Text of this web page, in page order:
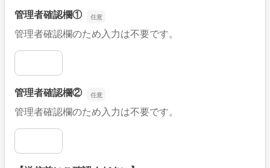
管理者確認欄①
管理者確認欄のため入力は不要です。
管理者確認欄①
管理者確認欄②
管理者確認欄のため入力は不要です。
管理者確認欄②